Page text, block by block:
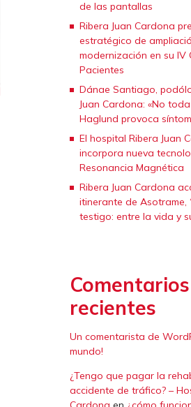
de las pantallas
Ribera Juan Cardona
estratégico de
modernización en su IV
Pacientes
Dánae Santiago,
Juan Cardona: «No
Haglund provoca
El hospital Ribera Juan
incorpora nueva
Resonancia Magnética
Ribera Juan Cardona
itinerante de Asotrame,
testigo: entre la vida y
Comentarios
recientes
Un comentarista de
mundo!
¿Tengo que pagar la
accidente de tráfico? –